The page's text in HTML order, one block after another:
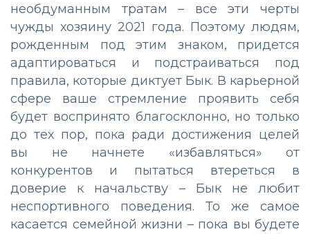
необдуманным тратам – все эти черты
чужды хозяину 2021 года. Поэтому людям,
рожденным под этим знаком, придется
адаптироваться и подстраиваться под
правила, которые диктует Бык. В карьерной
сфере ваше стремление проявить себя
будет воспринято благосклонно, но только
до тех пор, пока ради достижения целей
вы не начнете «избавляться» от
конкурентов и пытаться втереться в
доверие к начальству – Бык не любит
неспортивного поведения. То же самое
касается семейной жизни – пока вы будете